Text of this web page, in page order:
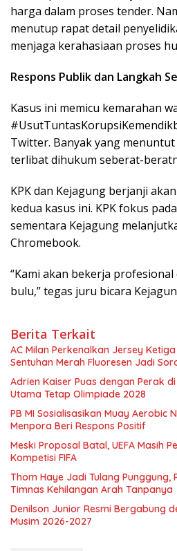
harga dalam proses tender.
menutup rapat detail
menjaga kerahasiaan proses
Respons Publik dan Langkah
Kasus ini memicu kemarahan
Twitter. Banyak yang
terlibat dihukum seberat-
KPK dan Kejagung berjanji
kedua kasus ini. KPK fokus
sementara Kejagung
Chromebook.
“Kami akan bekerja
bulu,” tegas juru bicara
Berita Terkait
AC Milan Perkenalkan Jersey
Sentuhan Merah Fluoresen Jadi
Adrien Kaiser Puas dengan Perak
Utama Tetap Olimpiade 2028
PB MI Sosialisasikan Muay Aerobic
Menpora Beri Respons Positif
Meski Proposal Batal, UEFA Masih
Kompetisi FIFA
Thom Haye Jadi Tulang Punggung,
Timnas Kehilangan Arah Tanpanya
Denilson Junior Resmi Bergabung
Musim 2026-2027